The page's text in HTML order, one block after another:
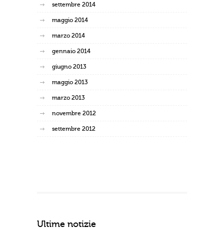
settembre 2014
maggio 2014
marzo 2014
gennaio 2014
giugno 2013
maggio 2013
marzo 2013
novembre 2012
settembre 2012
Ultime notizie